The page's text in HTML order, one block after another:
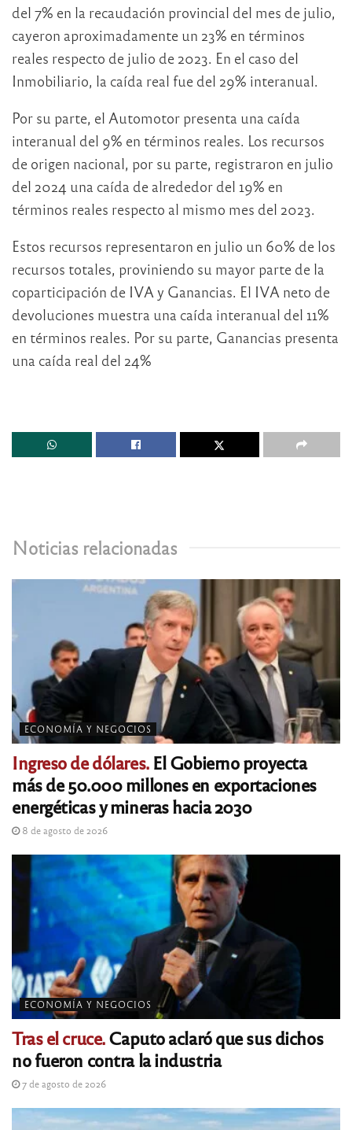
del 7% en la recaudación provincial del mes de julio,
cayeron aproximadamente un 23% en términos
reales respecto de julio de 2023. En el caso del
Inmobiliario, la caída real fue del 29% interanual.
Por su parte, el Automotor presenta una caída
interanual del 9% en términos reales. Los recursos
de origen nacional, por su parte, registraron en julio
del 2024 una caída de alrededor del 19% en
términos reales respecto al mismo mes del 2023.
Estos recursos representaron en julio un 60% de los
recursos totales, proviniendo su mayor parte de la
coparticipación de IVA y Ganancias. El IVA neto de
devoluciones muestra una caída interanual del 11%
en términos reales. Por su parte, Ganancias presenta
una caída real del 24%
Noticias relacionadas
ECONOMÍA Y NEGOCIOS
Ingreso de dólares.El Gobierno proyecta
más de 50.000 millones en exportaciones
energéticas y mineras hacia 2030
8 de agosto de 2026
ECONOMÍA Y NEGOCIOS
Tras el cruce.Caputo aclaró que sus dichos
no fueron contra la industria
7 de agosto de 2026